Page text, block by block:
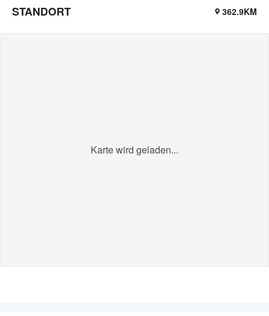
STANDORT 362.9KM
Karte wird geladen...